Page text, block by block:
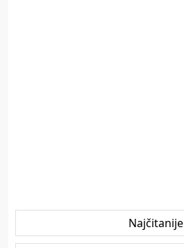
Najčitanije